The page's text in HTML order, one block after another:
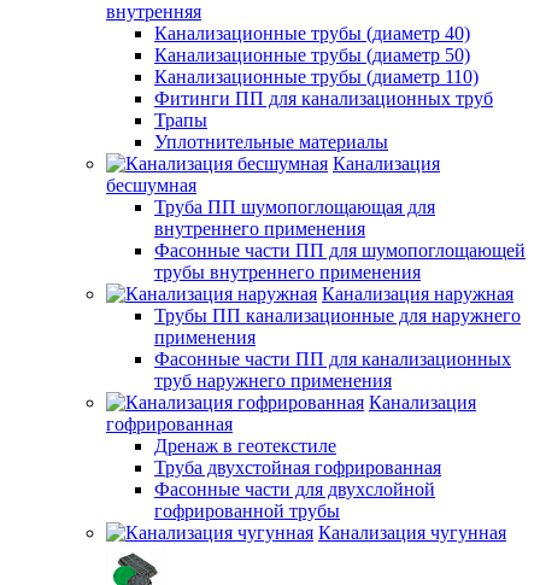
внутренняя
Канализационные трубы (диаметр 40)
Канализационные трубы (диаметр 50)
Канализационные трубы (диаметр 110)
Фитинги ПП для канализационных труб
Трапы
Уплотнительные материалы
Канализация
бесшумная
Труба ПП шумопоглощающая для
внутреннего применения
Фасонные части ПП для шумопоглощающей
трубы внутреннего применения
Канализация наружная
Трубы ПП канализационные для наружнего
применения
Фасонные части ПП для канализационных
труб наружнего применения
Канализация
гофрированная
Дренаж в геотекстиле
Труба двухстойная гофрированная
Фасонные части для двухслойной
гофрированной трубы
Канализация чугунная